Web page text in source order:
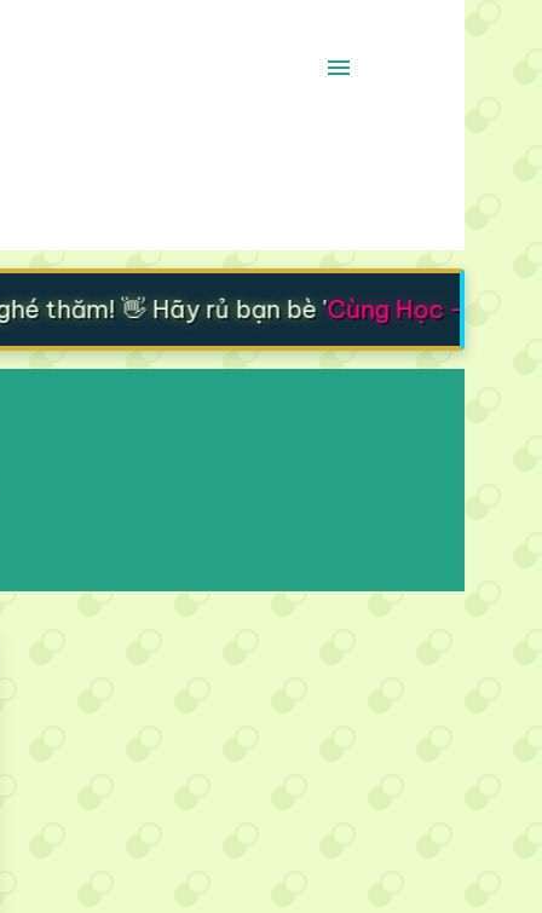
thăm! 👋 Hãy rủ bạn bè 'Cùng Học - Cùng